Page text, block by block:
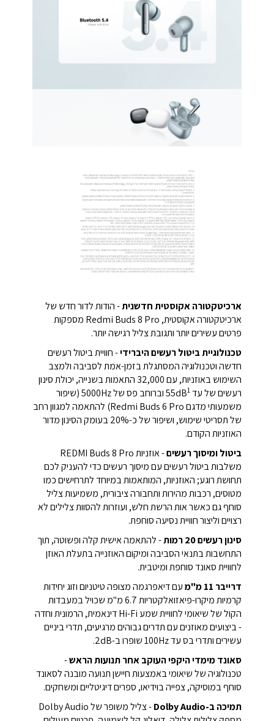
ארכיטקטורה אקוסטית חדשנית- הודות לדור חדש של
ארכיטקטורה אקוסטית, Redmi Buds 8 Pro מספקות
פרטים עשירים יותר ותגובת צליל רגישה יותר.
טכנולוגיית ביטול רעשים היברידי- חוויית ביטול רעשים
חדשה וטכנולוגיה המסתגלת בזמן-אמת לסביבה ולמצב
השימוש באוזניות, עם 32,000 התאמות בשנייה, יכולת סינון
רעשים של עד 55dB 1
וברוחב פס של 5000Hz (שיפור
משמעותי מדגם Redmi Buds 6 Pro) להתאמה למגוון רחב
של תסריטי שימוש, ושיפור של כ-20% בעומק הסינון מדור
האוזניות הקודם.
ביטול ומיסוך רעשים
- אוזניות REDMI Buds 8 Pro
משלבות ביטול רעשים עם מיסוך רעשים כדי להעניק לכם
תחושת רוגע; האוזניות, המותאמות במיוחד לתרחישים כמו
מטוסים, רכבות מהירות ותחבורה ציבורית, משמיעות צליל
סוחף גם כאשר אות הרשת חלש, ועוזרות להסוות צלילים לא
רצויים וליצור חוויית נסיעה סוחפת.
סינון רעשים 20 רמות
- להתאמה אישית קלה ופשוטה, תוך
התחשבות בתנאי הסביבה ומיקום האוזנייה בתעלת האוזן
לחוויית סאונד סוחפת ומיטבית.
דרייבר 11 מ"מ
עם דיאפרגמה מצופה טיטניום וזוג יחידות
קרמיות מיקרו-פיאזואלקטריות 6.7 מ"מ שכויל במעבדות
הקול של שיאומי לחוויית שמע Hi-Fi דינאמית, הרמונית וחדה
- ביצועים מאוזנים עם תדרים גבוהים מרגיעים, תדרי ביניים
עשירים ותדרי בס עד 100Hz שופרו ב-2dB.
סאונד מימדי היקפי העוקב אחר תנועות הראש-
טכנולוגיה של שיאומי באמצעות חיישן תנועה מובנה לסאונד
סוחף במוסיקה, צפייה בוידיאו, ספרים דיגיטליים ומשחקים.
תמיכה ב-Dolby Audio
- צליל משופר של Dolby Audio